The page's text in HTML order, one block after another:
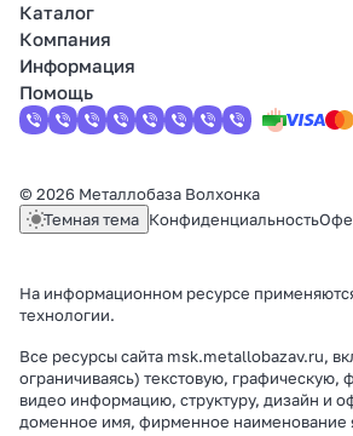
Каталог
Компания
Информация
Помощь
© 2026 Металлобаза Волхонка
Темная тема Конфиденциальность
На информационном ресурсе
технологии.
Все ресурсы сайта msk.metallobazav.ru,
ограничиваясь) текстовую, графическую,
видео информацию, структуру, дизайн и
доменное имя, фирменное наименование